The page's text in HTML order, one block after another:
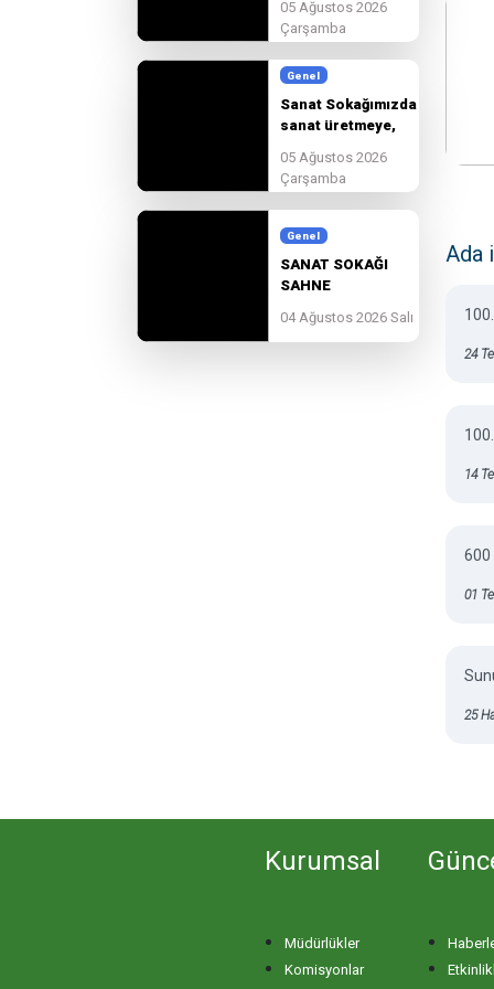
05 Ağustos 2026
Çarşamba
Genel
Sanat Sokağımızda
sanat üretmeye,
birlikte
güzelleşmeye devam
ediyoruz.
05 Ağustos 2026
Çarşamba
Genel
SANAT SOKAĞI
SAHNE
BAŞLADI!
04 Ağustos 2026 Salı
Ada
24
14
600
01
25
Kurumsal
Müdürlükler
Komisyonlar